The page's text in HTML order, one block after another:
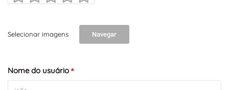
Selecionar imagens Navegar
Nome do usuário*